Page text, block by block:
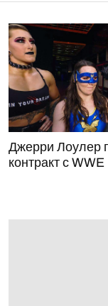
Джерри Лоулер
контракт с WWE